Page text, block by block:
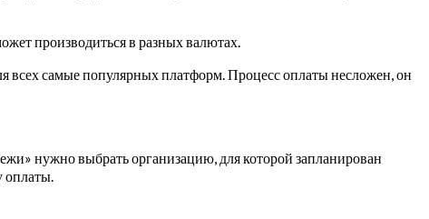
производиться в разных валютах.
всех самые популярных платформ. Процесс оплаты несложен, он
нужно выбрать организацию, для которой запланирован
оплаты.